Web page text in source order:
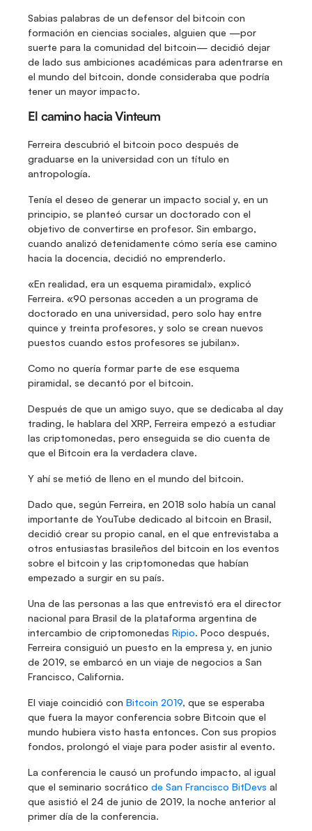
Sabias palabras de un defensor del bitcoin con
formación en ciencias sociales, alguien que —por
suerte para la comunidad del bitcoin— decidió dejar
de lado sus ambiciones académicas para adentrarse en
el mundo del bitcoin, donde consideraba que podría
tener un mayor impacto.
El camino hacia Vinteum
Ferreira descubrió el bitcoin poco después de
graduarse en la universidad con un título en
antropología.
Tenía el deseo de generar un impacto social y, en un
principio, se planteó cursar un doctorado con el
objetivo de convertirse en profesor. Sin embargo,
cuando analizó detenidamente cómo sería ese camino
hacia la docencia, decidió no emprenderlo.
«En realidad, era un esquema piramidal», explicó
Ferreira. «90 personas acceden a un programa de
doctorado en una universidad, pero solo hay entre
quince y treinta profesores, y solo se crean nuevos
puestos cuando estos profesores se jubilan».
Como no quería formar parte de ese esquema
piramidal, se decantó por el bitcoin.
Después de que un amigo suyo, que se dedicaba al day
trading, le hablara del XRP, Ferreira empezó a estudiar
las criptomonedas, pero enseguida se dio cuenta de
que el Bitcoin era la verdadera clave.
Y ahí se metió de lleno en el mundo del bitcoin.
Dado que, según Ferreira, en 2018 solo había un canal
importante de YouTube dedicado al bitcoin en Brasil,
decidió crear su propio canal, en el que entrevistaba a
otros entusiastas brasileños del bitcoin en los eventos
sobre el bitcoin y las criptomonedas que habían
empezado a surgir en su país.
Una de las personas a las que entrevistó era el director
nacional para Brasil de la plataforma argentina de
intercambio de criptomonedas Ripio. Poco después,
Ferreira consiguió un puesto en la empresa y, en junio
de 2019, se embarcó en un viaje de negocios a San
Francisco, California.
El viaje coincidió con Bitcoin 2019, que se esperaba
que fuera la mayor conferencia sobre Bitcoin que el
mundo hubiera visto hasta entonces. Con sus propios
fondos, prolongó el viaje para poder asistir al evento.
La conferencia le causó un profundo impacto, al igual
que el seminario socrático de San Francisco BitDevs al
que asistió el 24 de junio de 2019, la noche anterior al
primer día de la conferencia.